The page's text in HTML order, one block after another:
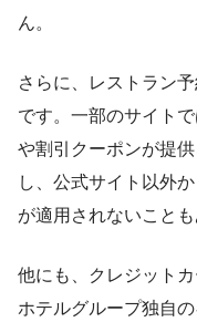
ん。
さらに、レストラン
です。一部のサイト
や割引クーポンが提
し、公式サイト以外
が適用されないこと
他にも、クレジット
ホテルグループ独自